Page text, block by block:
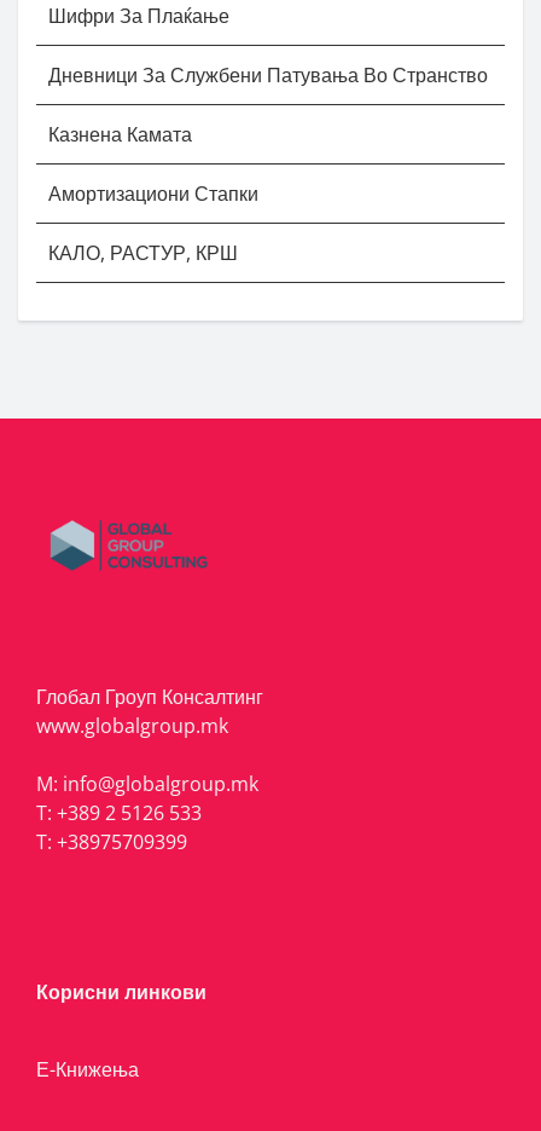
Шифри За Плаќање
Дневници За Службени Патувања Во Странство
Казнена Камата
Амортизациони Стапки
КАЛО, РАСТУР, КРШ
Глобал Гроуп Консалтинг
www.globalgroup.mk
M: info@globalgroup.mk
T: +389 2 5126 533
T: +38975709399
Корисни линкови
Е-Книжења